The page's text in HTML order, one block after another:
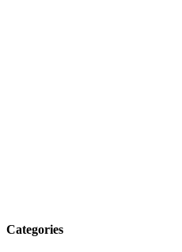
Categories